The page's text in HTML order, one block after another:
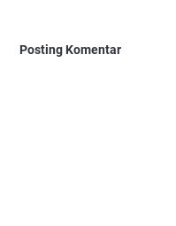
Posting Komentar